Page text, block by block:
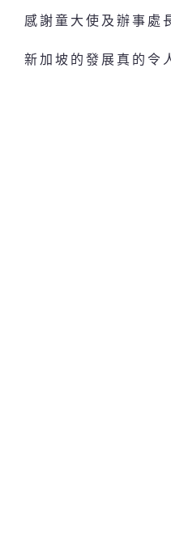
感謝童大使及辦事處
新加坡的發展真的令